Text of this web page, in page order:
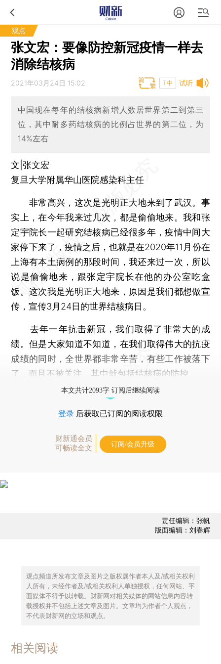
观点
张文宏：要像防控新冠疫情一样去
消除结核病
试听
2021年03月24日 15:02 T中
中国现在每年的结核病新增人数居世界第二到第三
位，其中耐多药结核病的比例占世界的第二位，为
14%左右
文|张文宏
复旦大学附属华山医院感染科主任
非常高兴，这次是光明正大地来到了武汉。事
实上，在今年我来过几次，都是偷偷地来。我和张
定宇院长一起研究结核病已经很多年，疫情中间大
家停下来了，疫情之后，也就是在2020年11月份在
上海有本土病例的那段时间，我还来过一次，所以
说是偷偷地来，跟张定宇院长在他的办公室吃盒
饭。这次我是光明正大地来，原因是我们都想做宣
传，宣传3月24日的世界结核病日。
去年一年抗击新冠，我们取得了非常大的成
绩。但是大家知道不知道，在我们取得伟大的抗疫
成绩的同时，全世界都非常辛苦，有些工作被落下
了，而且不被关注，其中就包括结核病的防控。
本文共计2093字 订阅后继续阅读
登录 后获取已订阅的阅读权限
财新通会员
可畅读全文
订阅/会员升级
责任编辑：张帆
版面编辑：刘春辉
观点频道所发布文章及图片之版权属作者本人及/或相关权利
人所有，未经作者及/或相关权利人单独授权，任何网站、平
面媒体不得予以转载。财新网对相关媒体的网站信息内容转
载授权并不包括上述文章及图片。文章均为作者个人观点，
不代表财新网的立场和观点。
相关阅读